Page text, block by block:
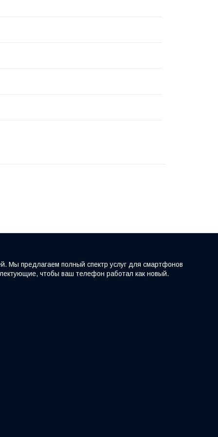
Мы предлагаем полный спектр услуг для смартфонов
чтобы ваш телефон работал как новый.